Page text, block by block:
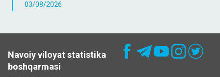
03/08/2026
Navoiy viloyat statistika
boshqarmasi